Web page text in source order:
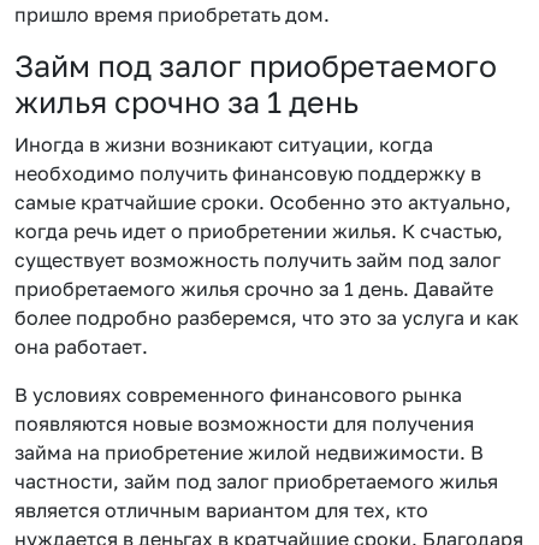
пришло время приобретать дом.
Займ под залог приобретаемого
жилья срочно за 1 день
Иногда в жизни возникают ситуации, когда
необходимо получить финансовую поддержку в
самые кратчайшие сроки. Особенно это актуально,
когда речь идет о приобретении жилья. К счастью,
существует возможность получить займ под залог
приобретаемого жилья срочно за 1 день. Давайте
более подробно разберемся, что это за услуга и как
она работает.
В условиях современного финансового рынка
появляются новые возможности для получения
займа на приобретение жилой недвижимости. В
частности, займ под залог приобретаемого жилья
является отличным вариантом для тех, кто
нуждается в деньгах в кратчайшие сроки. Благодаря